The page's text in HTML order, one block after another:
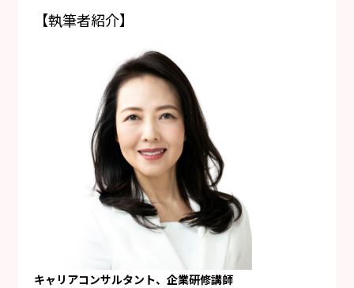
【執筆者紹介】
キャリアコンサルタント、企業研修講師